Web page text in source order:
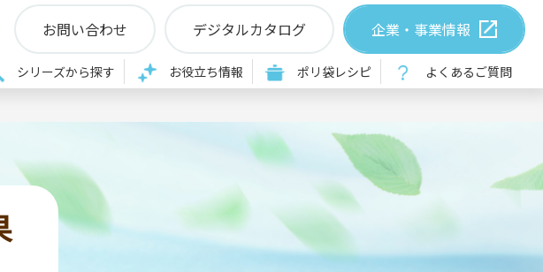
シリーズから探す お役立ち情報 ポリ袋レシピ よくあるご質問
お問い合わせ デジタルカタログ 企業・事業情報